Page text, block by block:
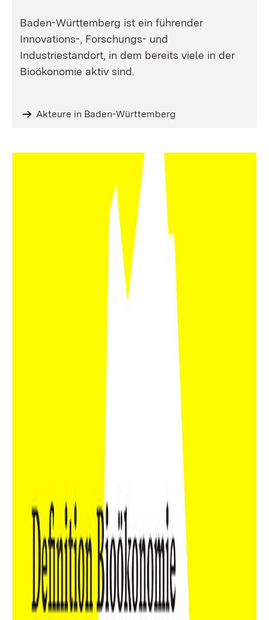
Baden-Württemberg ist ein führender
Innovations-, Forschungs- und
Industriestandort, in dem bereits viele in der
Bioökonomie aktiv sind.
Akteure in Baden-Württemberg